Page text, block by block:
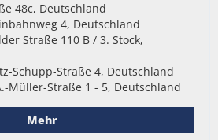
48c, Deutschland
4, Deutschland
Straße 110 B / 3. Stock,
Schupp-Straße 4, Deutschland
Müller-Straße 1 - 5, Deutschland
Mehr